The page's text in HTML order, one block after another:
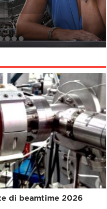
di beamtime 2026